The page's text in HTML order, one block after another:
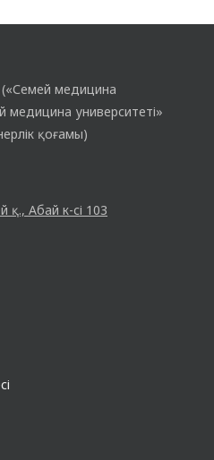
медицина
медицина университеті»
қоғамы)
Абай к-сі 103